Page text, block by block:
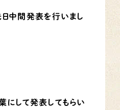
中間発表を行いまし
して発表してもらい